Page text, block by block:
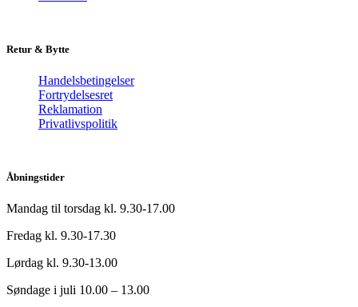
Retur & Bytte
Handelsbetingelser
Fortrydelsesret
Reklamation
Privatlivspolitik
Åbningstider
Mandag til torsdag kl. 9.30-17.00
Fredag kl. 9.30-17.30
Lørdag kl. 9.30-13.00
Søndage i juli 10.00 – 13.00